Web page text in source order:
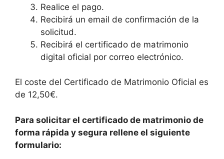
Realice el pago.
Recibirá un email de confirmación de la
solicitud.
Recibirá el certificado de matrimonio
digital oficial por correo electrónico.
El coste del Certificado de Matrimonio Oficial es
de 12,50€.
Para solicitar el certificado de matrimonio de
forma rápida y segura rellene el siguiente
formulario: